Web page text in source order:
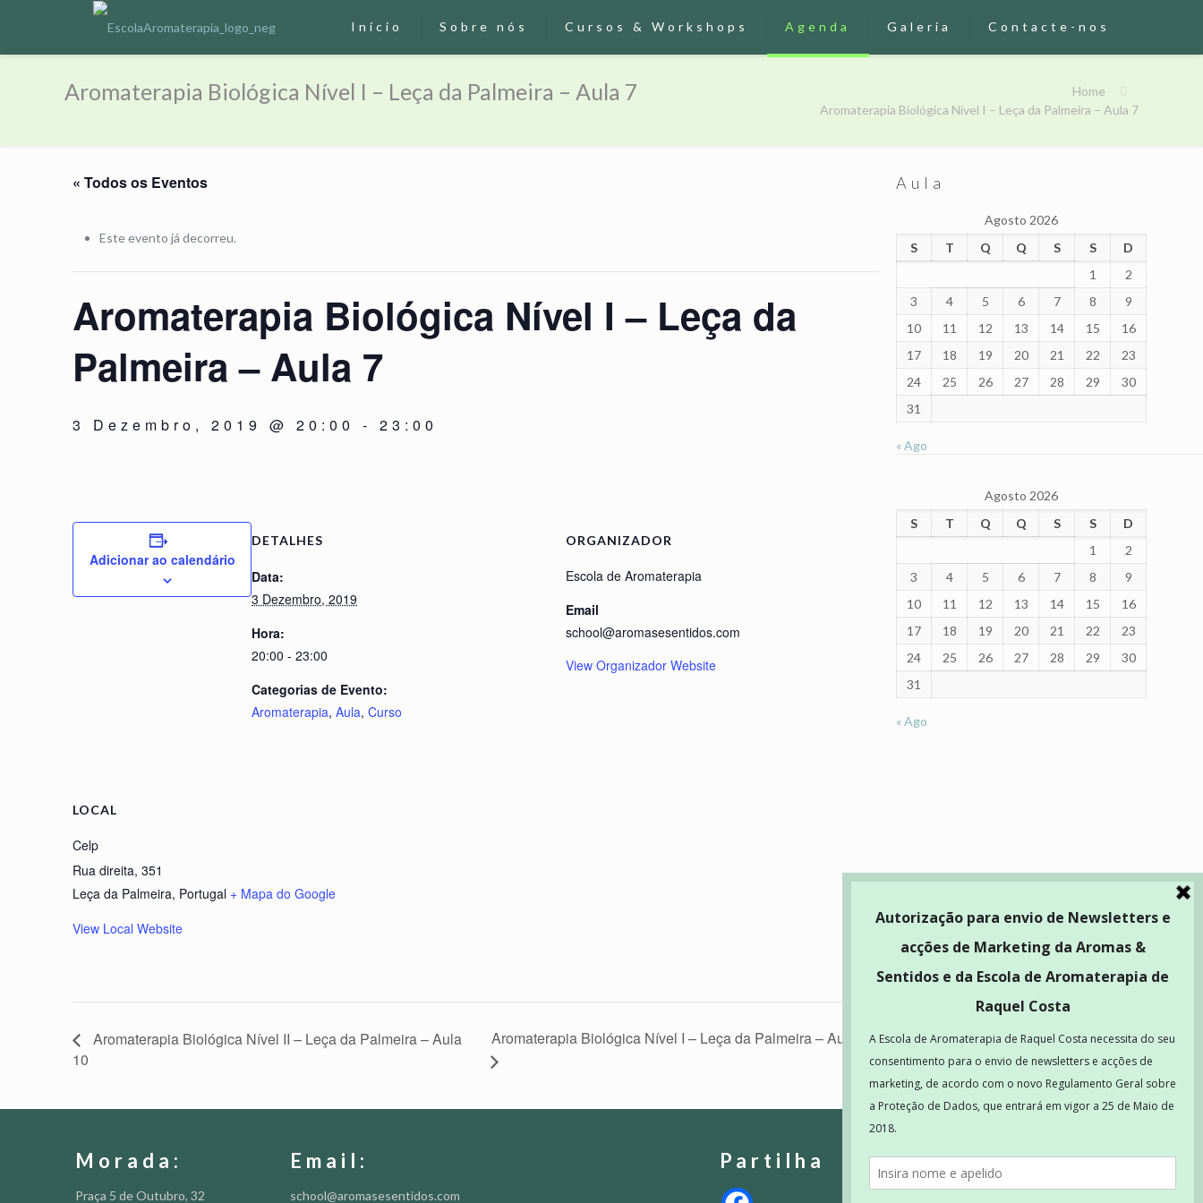
Início Sobre nós Cursos & Workshops Agenda Galeria Contacte-nos
Aromaterapia Biológica Nível I – Leça da Palmeira – Aula 7
Home
Aromaterapia Biológica Nível I – Leça da Palmeira – Aula 7
« Todos os Eventos
Este evento já decorreu.
Aromaterapia Biológica Nível I – Leça da
Palmeira – Aula 7
3 Dezembro, 2019 @ 20:00 -23:00
Adicionar ao calendário
DETALHES
Data:
3 Dezembro, 2019
Hora:
20:00 - 23:00
Categorias de Evento:
Aromaterapia,Aula,Curso
ORGANIZADOR
Escola de Aromaterapia
Email
school@aromasesentidos.com
View Organizador Website
LOCAL
Celp
Rua direita, 351
Leça da Palmeira, Portugal + Mapa do Google
View Local Website
Aromaterapia Biológica Nível II – Leça da Palmeira – Aula
10
Aromaterapia Biológica Nível I – Leça da Palmeira – Aula 8
Aula
Agosto 2026
S
T Q Q S S
D
1
2
3
4 5 6 7 8
9
10
11 12 13 14 15
16
17
18 19 20 21 22
23
24
25 26 27 28 29
30
31
« Ago
Agosto 2026
S
T Q Q S S
D
1
2
3
4 5 6 7 8
9
10
11 12 13 14 15
16
17
18 19 20 21 22
23
24
25 26 27 28 29
30
31
« Ago
Morada:
Praça 5 de Outubro, 32
Email:
school@aromasesentidos.com
Partilha